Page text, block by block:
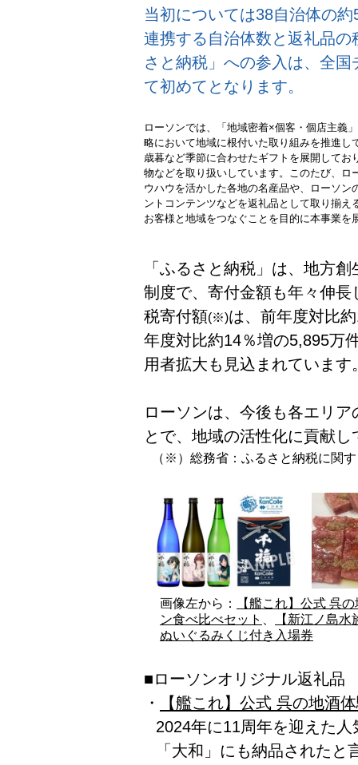
当初については38自治体の
連携する自治体数と返礼品
さと納税」への参入は、全
て初めてとなります。
ローソンでは、「地域密着×個客・個店主義
略において地域に根付いた取り組みを推進し
歳暮など季節に合わせたギフトを展開してお
物などを取り 扱いしています。このたび、ロ
ウハウを活かした各地の名産品や、ローソン
ントコンテンツなどを返礼品として取り揃え
お客様と地域をつなぐこと を目的に本事業を
「ふるさと納税」は、地方
制度で、寄付金額も年々伸
税寄付額(※)は、前年度対比
年度対比約14％増の5,895万
用者拡大も見込まれています
ローソンは、今後も各エリ
とで、地域の活性化に貢献し
（※）総務省：ふるさと納税に関
画像左から：
【艦これ】公式 呉
ン食べ比べセット
【新江ノ島水
ぬいぐるみくじ付き入場券
■ローソンオリジナル返礼品
・
【艦これ】公式 呉の地酒
2024年に11周年を迎えた
「大和」にも納品された